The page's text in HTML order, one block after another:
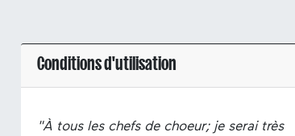
Conditions d'utilisation
"À tous les chefs de choeur; je serai très